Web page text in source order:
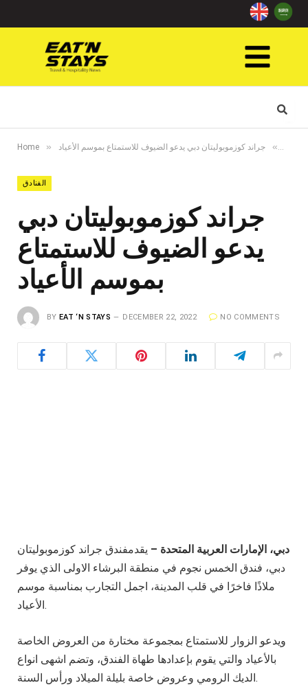
Home » » جراند كوزموبوليتان دبي يدعو الضيوف للاستمتاع بموسم الأعياد
الفنادق
جراند كوزموبوليتان دبي
يدعو الضيوف للاستمتاع
بموسم الأعياد
BY EAT ‘N STAYS DECEMBER 22, 2022 NO COMMENTS
دبي، الإمارات العربية المتحدة – يقدمفندق جراند كوزموبوليتان
دبي، فندق الخمس نجوم في منطقة البرشاء الاولى الذي يوفر
ملاذًا فاخرًا في قلب المدينة، اجمل التجارب بمناسبة موسم
الأعياد.
ويدعو الزوار للاستمتاع بمجموعة مختارة من العروض الخاصة
بالأعياد والتي يقوم بإعدادها طهاة الفندق، وتضم اشهى انواع
الديك الرومي وعروض خاصة بليلة الميلاد ورأس السنة.